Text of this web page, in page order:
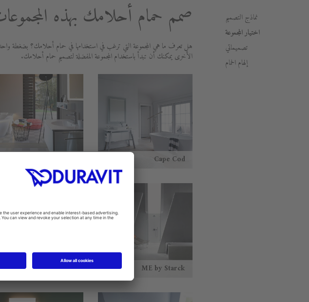
نماذج التصميم
اختيار المجموعة
تصميماتي
إلهام الحمام
صمم حمام أحلامك بهذه
هل تعرف ما هي المجموعة التي ترغب في استخدامها في حمام أحلامك؟ بضغطة
الأخرى يمكنك أن تبدأ باستخدام المجموعة المفضلة لتصميم حمام أحلامك.
Cape Cod
ME by Starck
P3 Comforts